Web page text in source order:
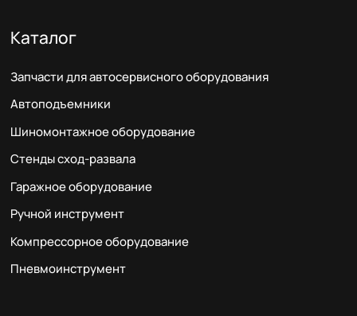
Каталог
Запчасти для автосервисного оборудования
Автоподъемники
Шиномонтажное оборудование
Стенды сход-развала
Гаражное оборудование
Ручной инструмент
Компрессорное оборудование
Пневмоинструмент